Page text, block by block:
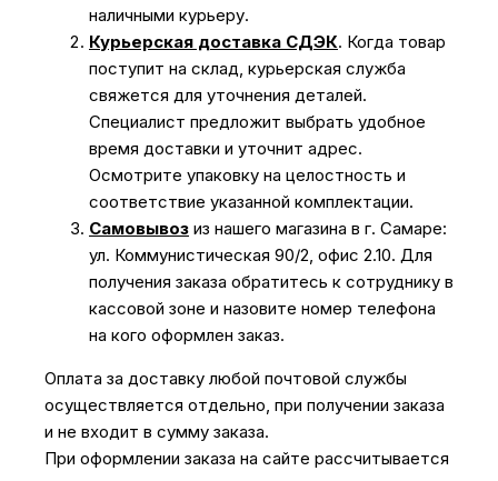
наличными курьеру.
Курьерская доставка СДЭК. Когда товар
поступит на склад, курьерская служба
свяжется для уточнения деталей.
Специалист предложит выбрать удобное
время доставки и уточнит адрес.
Осмотрите упаковку на целостность и
соответствие указанной комплектации.
Самовывоз из нашего магазина в г. Самаре:
ул. Коммунистическая 90/2, офис 2.10. Для
получения заказа обратитесь к сотруднику в
кассовой зоне и назовите номер телефона
на кого оформлен заказ.
Оплата за доставку любой почтовой службы
осуществляется отдельно, при получении заказа
и не входит в сумму заказа.
При оформлении заказа на сайте рассчитывается